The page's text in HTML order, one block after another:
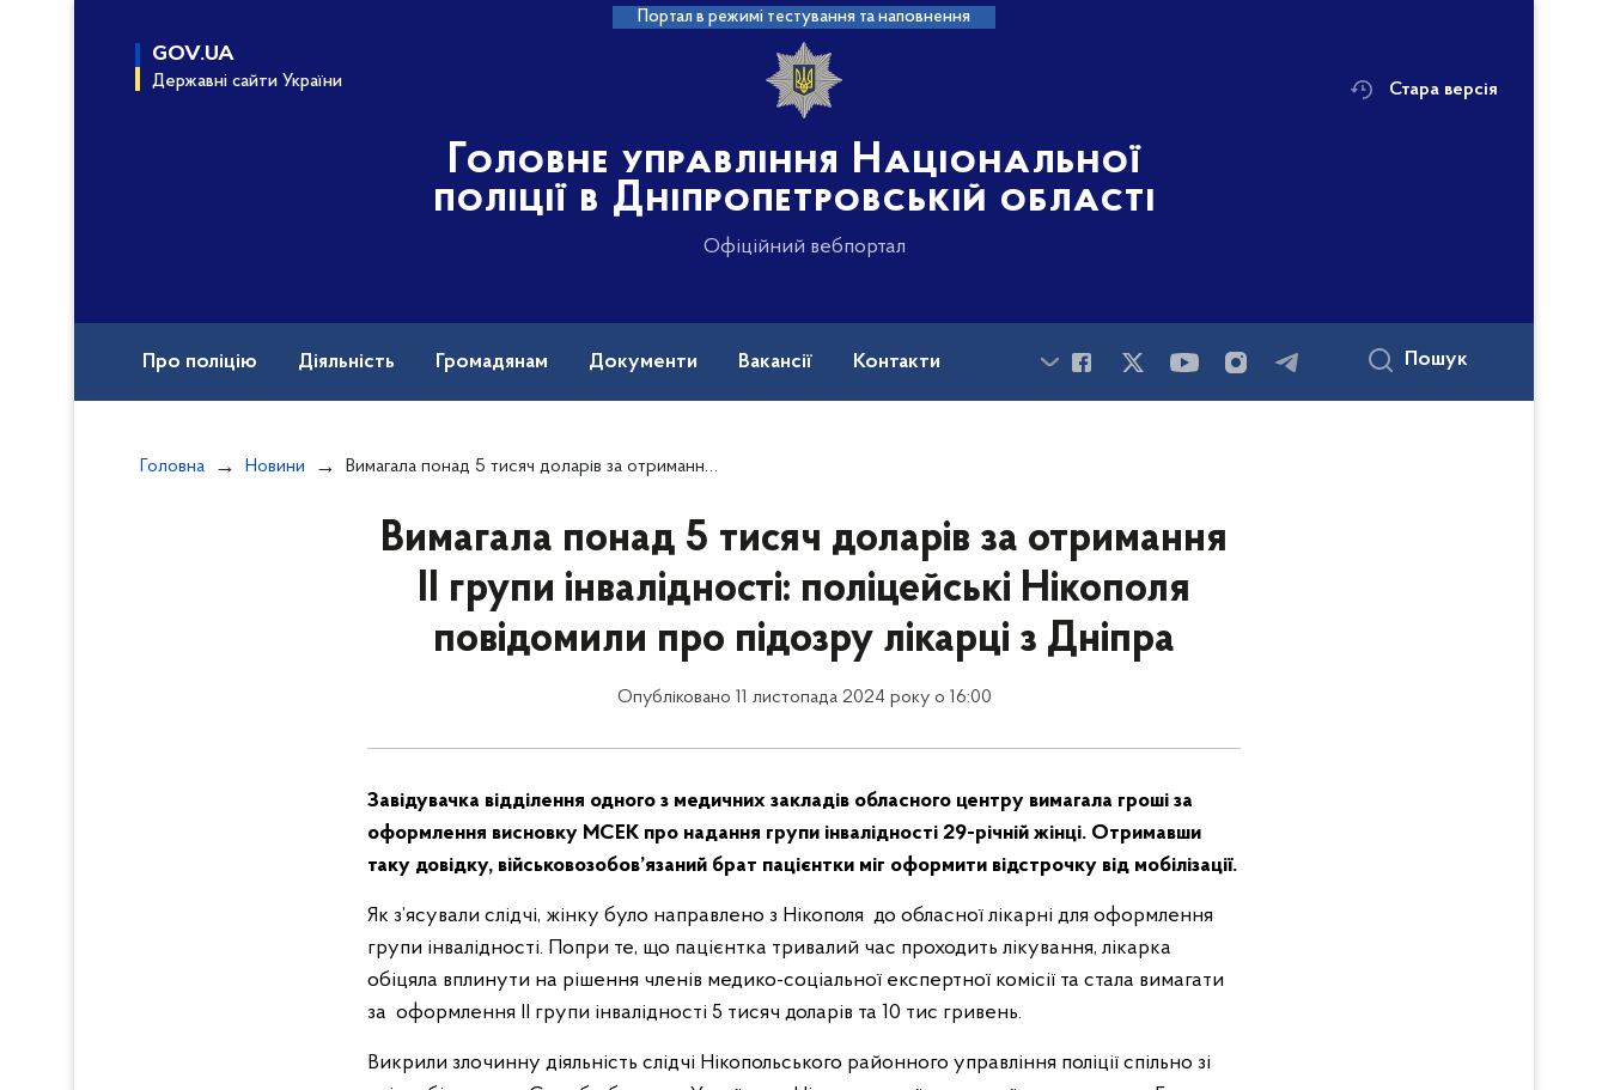
Портал в режимі тестування та наповнення
GOV.UA
Державні сайти України
Головне управління Національної
поліції в Дніпропетровській області
Офіційний вебпортал
Стара версія
Про поліцію Діяльність Громадянам Документи Вакансії Контакти Пошук
Головна Новини Вимагала понад 5 тисяч доларів за отримання ІІ групи інвалідності: поліцейські Нікополя повідомили про підозру лікарці з Дніпра
Вимагала понад 5 тисяч доларів за отримання
ІІ групи інвалідності: поліцейські Нікополя
повідомили про підозру лікарці з Дніпра
Опубліковано 11 листопада 2024 року о 16:00
Завідувачка відділення одного з медичних закладів обласного центру вимагала гроші за
оформлення висновку МСЕК про надання групи інвалідності 29-річній жінці. Отримавши
таку довідку, військовозобов’язаний брат пацієнтки міг оформити відстрочку від мобілізації.
Як з’ясували слідчі, жінку було направлено з Нікополя до обласної лікарні для оформлення
групи інвалідності. Попри те, що пацієнтка тривалий час проходить лікування, лікарка
обіцяла вплинути на рішення членів медико-соціальної експертної комісії та стала вимагати
за оформлення II групи інвалідності 5 тисяч доларів та 10 тис гривень.
Викрили злочинну діяльність слідчі Нікопольського районного управління поліції спільно зі